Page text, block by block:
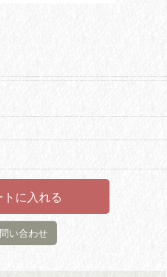
トに入れる
い合わせ